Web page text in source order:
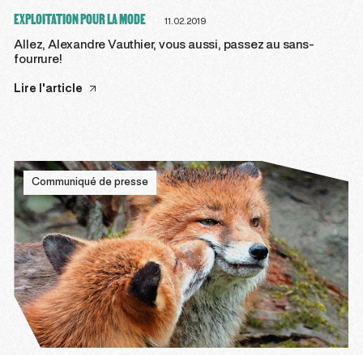
EXPLOITATION POUR LA MODE 11.02.2019
Allez, Alexandre Vauthier, vous aussi, passez au sans-
fourrure!
Lire l'article
Communiqué de presse